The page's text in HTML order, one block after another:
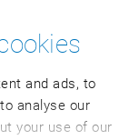
and ads, to
analyse our
your use of our